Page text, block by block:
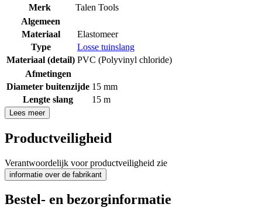
Merk
Talen Tools
Algemeen
Materiaal
Elastomeer
Type
Losse tuinslang
Materiaal (detail) PVC (Polyvinyl chloride)
Afmetingen
Diameter buitenzijde 15 mm
Lengte slang
15 m
Lees meer
Productveiligheid
Verantwoordelijk voor productveiligheid zie
informatie over de fabrikant
Bestel- en bezorginformatie